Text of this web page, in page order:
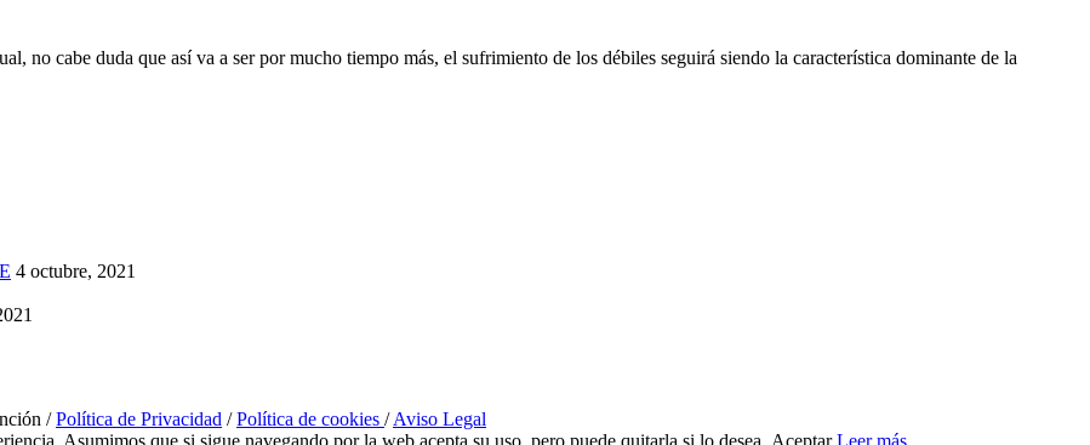
no cabe duda que así va a ser por mucho tiempo más, el sufrimiento de los débiles seguirá siendo la característica dominante de la
4 octubre, 2021
/Política de Privacidad /Política de cookies /Aviso Legal
Asumimos que si sigue navegando por la web acepta su uso, pero puede quitarla si lo desea.
Aceptar Leer más